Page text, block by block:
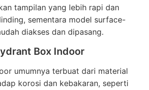
tampilan yang lebih rapi dan
sementara model surface-
diakses dan dipasang.
Box Indoor
umumnya terbuat dari material
korosi dan kebakaran, seperti